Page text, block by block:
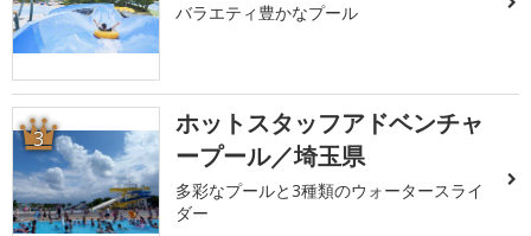
バラエティ豊かなプール
3
ホットスタッフアドベンチャ
ープール／埼玉県
多彩なプールと3種類のウォータースライ
ダー